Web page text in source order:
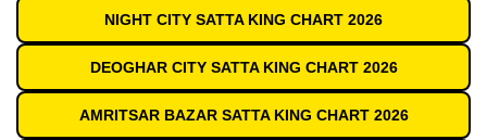
NIGHT CITY SATTA KING CHART 2026
DEOGHAR CITY SATTA KING CHART 2026
AMRITSAR BAZAR SATTA KING CHART 2026